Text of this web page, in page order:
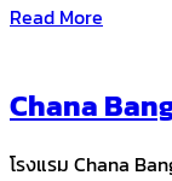
Read More
Chana
โรงแรม Chana